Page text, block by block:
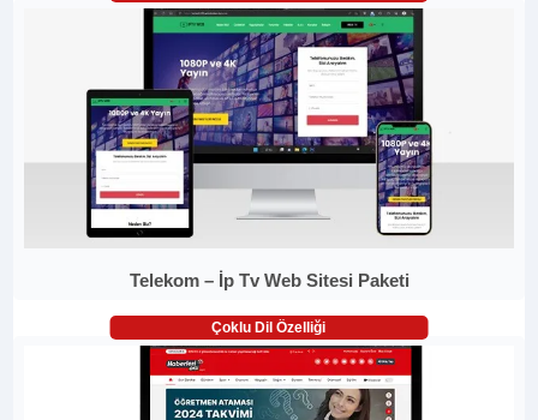
Telekom – İp Tv Web Sitesi Paketi
Çoklu Dil Özelliği